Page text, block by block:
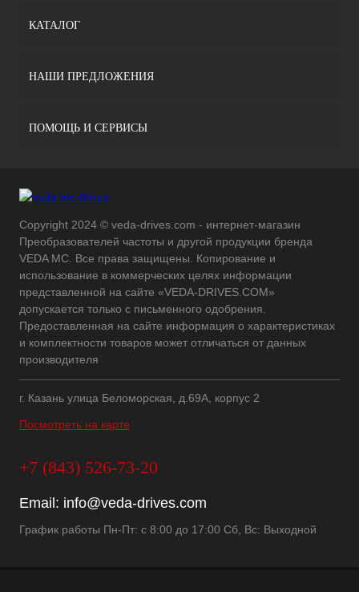
КАТАЛОГ
НАШИ ПРЕДЛОЖЕНИЯ
ПОМОЩЬ И СЕРВИСЫ
Copyright 2024 © veda-drives.com - интернет-магазин
Преобразователей частоты и другой продукции бренда
VEDA MC. Все права защищены. Копирование и
использование в коммерческих целях информации
представленной на сайте «VEDA-DRIVES.COM»
допускается только с письменного одобрения.
Предоставленная на сайте информация о характеристиках
и комплектности товаров может отличаться от данных
производителя
г. Казань улица Беломорская, д.69А, корпус 2
Посмотреть на карте
+7 (843) 526-73-20
Email: info@veda-drives.com
График работы Пн-Пт: с 8:00 до 17:00 Сб, Вс: Выходной